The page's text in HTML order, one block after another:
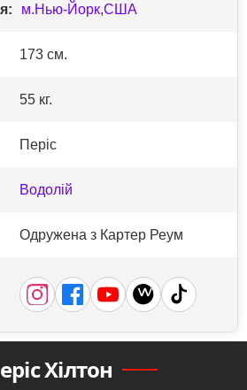
м.Нью-Йорк,США
173 см.
55 кг.
Періс
Водолій
Одружена з Картер Реум
Хілтон